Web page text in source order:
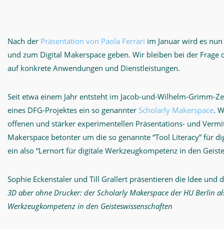
Nach der Präsentation von Paola Ferrari im Januar wird es
und zum Digital Makerspace geben. Wir bleiben bei der Frage
auf konkrete Anwendungen und Dienstleistungen.
Seit etwa einem Jahr entsteht im Jacob-und-Wilhelm-Grimm-
eines DFG-Projektes ein so genannter Scholarly Makerspace.
offenen und stärker experimentellen Präsentations- und
Makerspace betonter um die so genannte “Tool Literacy” für
ein also “Lernort für digitale Werkzeugkompetenz in den
Sophie Eckenstaler und Till Grallert präsentieren die Idee und
3D aber ohne Drucker: der Scholarly Makerspace der HU Berlin
Werkzeugkompetenz in den Geisteswissenschaften